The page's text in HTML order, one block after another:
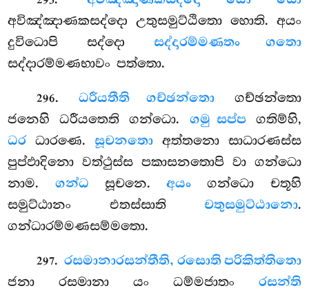
අවිඤ්ඤාණකසද්දො උතුසමුට්ඨිතො හොති. අයං
දුවිධොපි සද්දො සද්දාරම්මණතං ගතො
සද්දාරම්මණභාවං පත්තො.
296. ධරීයතීති ගච්ඡන්තොගච්ඡන්තො
ජනෙහි ධරීයතෙති ගන්ධො. ගමු සප්පගතිම්හි,
ධරධාරණෙ. සූචනතො අත්තනො සාධාරණස්ස
පුප්ඵාදිනො වත්ථුස්ස පකාසනතොපි වා ගන්ධො
නාම. ගන්ධ සූචනෙ.අයං ගන්ධො චතූහි
සමුට්ඨානං එතස්සාති චතුසමුට්ඨානො.
ගන්ධාරම්මණසම්මතො.
297.රසමානාරසන්තීති, රසොති පරිකිත්තිතො
ජනා රසමානා යං ධම්මජාතං රසන්ති